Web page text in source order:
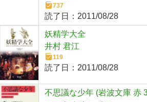
737
読了日： 2011/08/28
妖精学大全
井村 君江
119
読了日： 2011/08/28
不思議な少年 (岩波文庫 赤